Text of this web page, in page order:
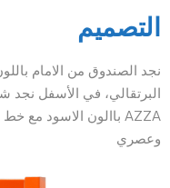
التصميم
نجد الصندوق من الامام
البرتقالي، في الأسفل نجد
وعصري